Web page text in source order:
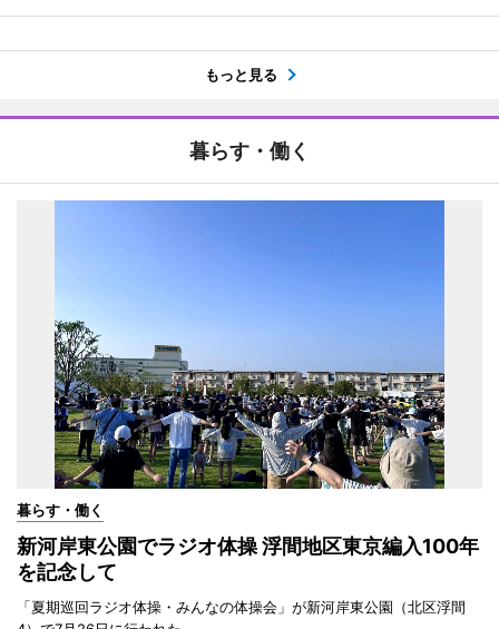
もっと見る
暮らす・働く
暮らす・働く
新河岸東公園でラジオ体操 浮間地区東京編入100年
を記念して
「夏期巡回ラジオ体操・みんなの体操会」が新河岸東公園（北区浮間